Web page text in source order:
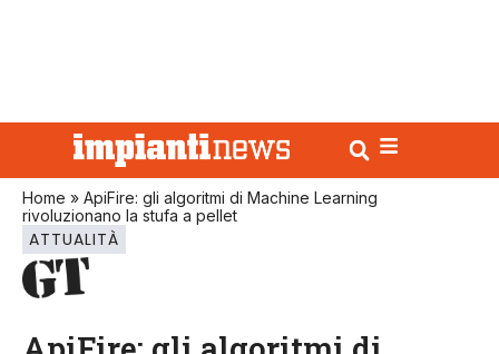
Home » ApiFire: gli algoritmi di Machine Learning
rivoluzionano la stufa a pellet
ATTUALITÀ